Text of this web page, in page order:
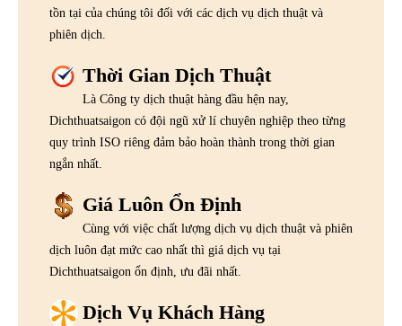
tồn tại của chúng tôi đối với các dịch vụ dịch thuật và
phiên dịch.
Thời Gian Dịch Thuật
Là Công ty dịch thuật hàng đầu hện nay,
Dichthuatsaigon có đội ngũ xử lí chuyên nghiệp theo từng
quy trình ISO riêng đảm bảo hoàn thành trong thời gian
ngắn nhất.
Giá Luôn Ổn Định
Cùng với việc chất lượng dịch vụ dịch thuật và phiên
dịch luôn đạt mức cao nhất thì giá dịch vụ tại
Dichthuatsaigon ổn định, ưu đãi nhất.
Dịch Vụ Khách Hàng